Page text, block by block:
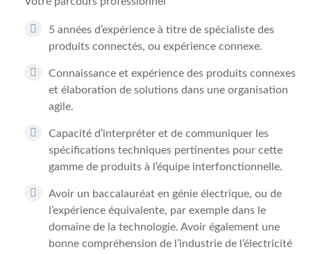
5 années d’expérience à titre de spécialiste des
produits connectés, ou expérience connexe.
Connaissance et expérience des produits connexes
et élaboration de solutions dans une organisation
agile.
Capacité d’interpréter et de communiquer les
spécifications techniques pertinentes pour cette
gamme de produits à l’équipe interfonctionnelle.
Avoir un baccalauréat en génie électrique, ou de
l’expérience équivalente, par exemple dans le
domaine de la technologie. Avoir également une
bonne compréhension de l’industrie de l’électricité